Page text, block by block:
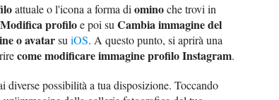
attuale o l'icona a forma di ominoche trovi in
Modifica profiloe poi su Cambia immagine del
o avatarsu iOS. A questo punto, si aprirà una
come modificare immagine profilo Instagram.
diverse possibilità a tua disposizione. Toccando